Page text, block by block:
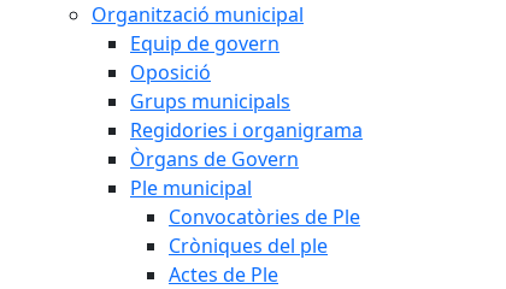
Organització municipal
Equip de govern
Oposició
Grups municipals
Regidories i organigrama
Òrgans de Govern
Ple municipal
Convocatòries de Ple
Cròniques del ple
Actes de Ple